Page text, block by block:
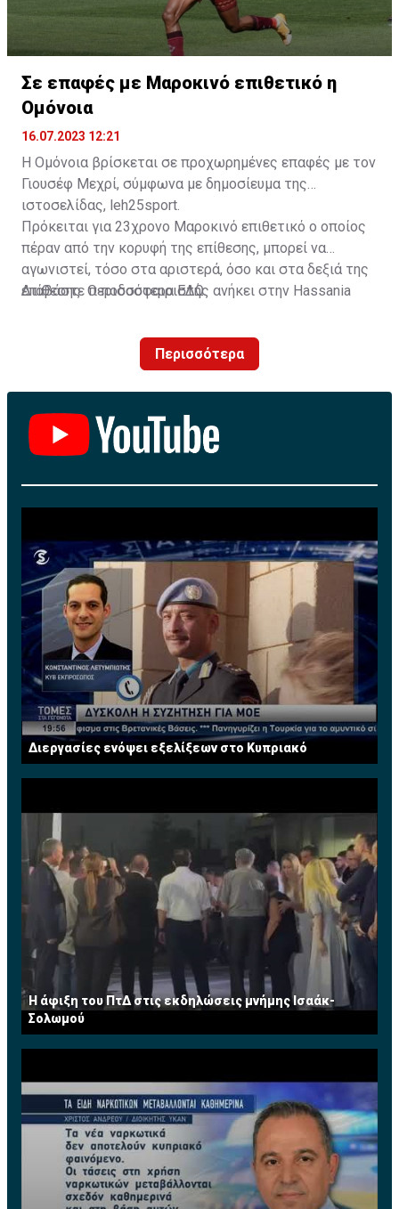
Σε επαφές με Μαροκινό επιθετικό η
Ομόνοια
16.07.2023 12:21
Η Ομόνοια βρίσκεται σε προχωρημένες επαφές με τον
Γιουσέφ Μεχρί, σύμφωνα με δημοσίευμα της
ιστοσελίδας, leh25sport.
Πρόκειται για 23χρονο Μαροκινό επιθετικό ο οποίος
πέραν από την κορυφή της επίθεσης, μπορεί να
αγωνιστεί, τόσο στα αριστερά, όσο και στα δεξιά της
επίθεσης. Ο ποδοσφαιριστής ανήκει στην Hassania
Διαβάστε περισσότεραΕΔΩ.
Περισσότερα
Διεργασίες ενόψει εξελίξεων στο Κυπριακό
Η άφιξη του ΠτΔ στις εκδηλώσεις μνήμης Ισαάκ-
Σολωμού